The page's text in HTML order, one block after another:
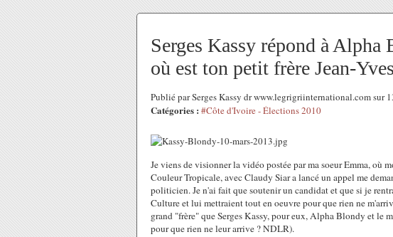
Serges Kassy répond à
où est ton petit frère Jean-
Publié par Serges Kassy dr www.legrigriinternational.com sur
Catégories : #Côte d'Ivoire - Élections 2010
Je viens de visionner la vidéo postée par ma soeur Emma, où
Couleur Tropicale, avec Claudy Siar a lancé un appel me
politicien. Je n'ai fait que soutenir un candidat et que si je
Culture et lui mettraient tout en oeuvre pour que rien ne
grand "frère" que Serges Kassy, pour eux, Alpha Blondy et le
pour que rien ne leur arrive ? NDLR).